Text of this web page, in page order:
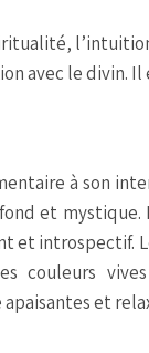
avec le divin. Il
à son
et mystique.
et introspectif.
couleurs
et